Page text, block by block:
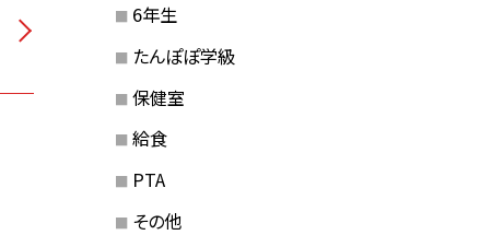
6年生
たんぽぽ学級
保健室
給食
PTA
その他